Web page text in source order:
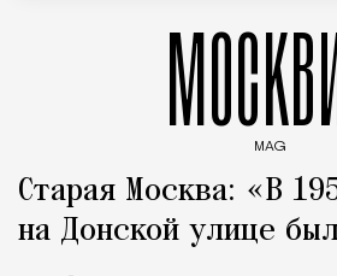
MAG
Старая Москва: «В
на Донской улице